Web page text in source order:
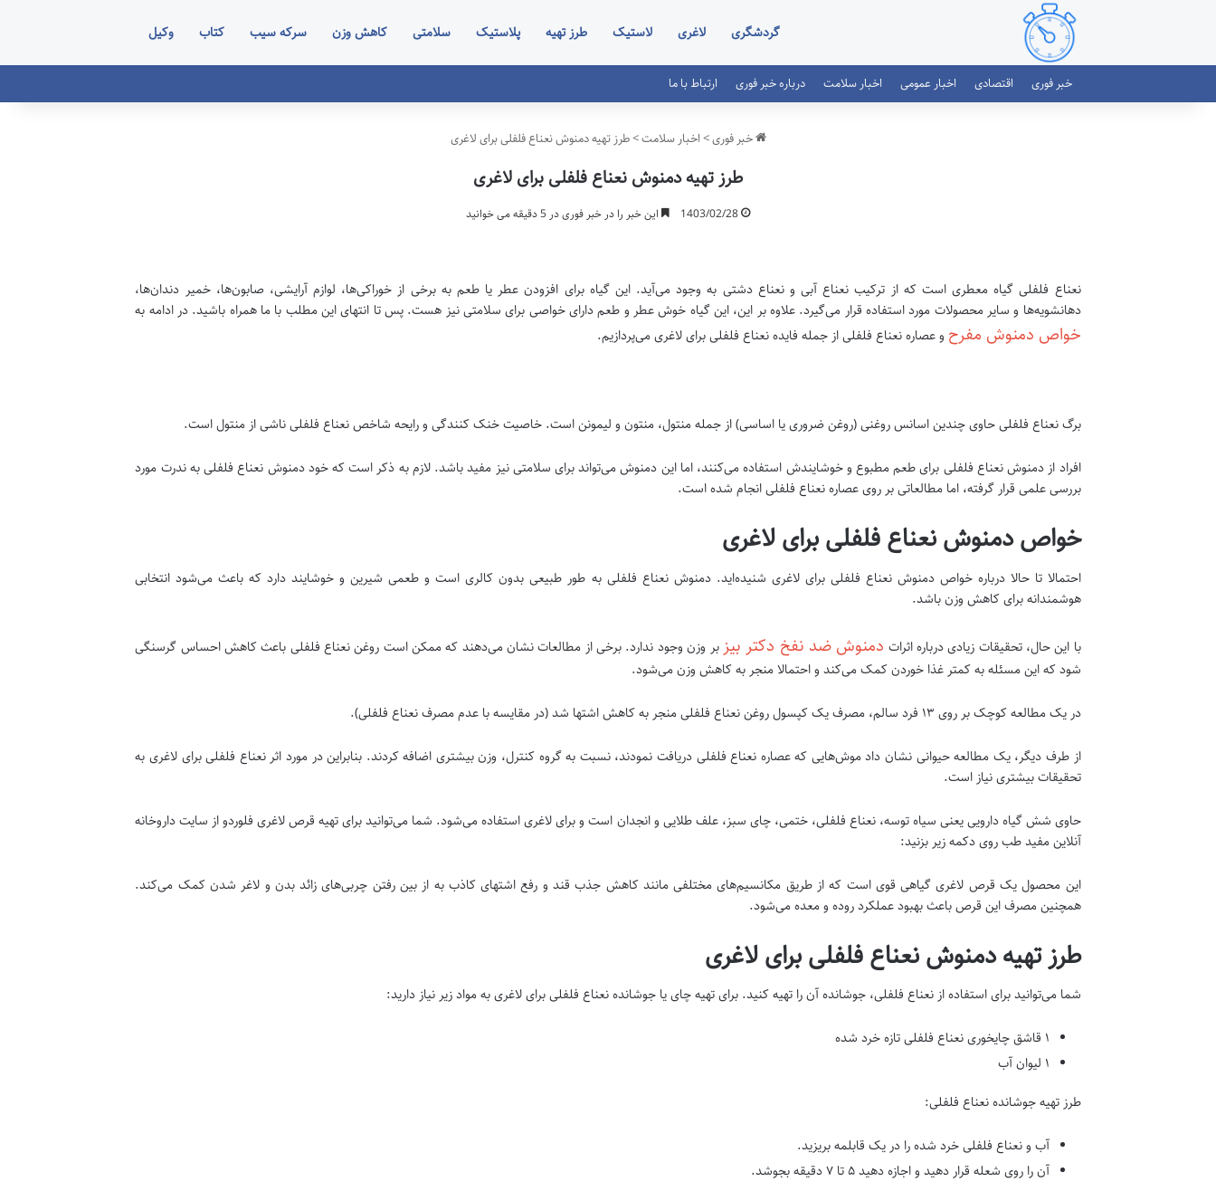
گردشگری لاغری لاستیک طرز تهیه پلاستیک سلامتی کاهش وزن سرکه سیب کتاب وکیل
خبر فوری اقتصادی اخبار عمومی اخبار سلامت درباره خبر فوری ارتباط با ما
خبر فوری> اخبار سلامت>طرز تهیه دمنوش نعناع فلفلی برای لاغری
طرز تهیه دمنوش نعناع فلفلی برای لاغری
1403/02/28 این خبر را در خبر فوری در 5 دقیقه می خوانید
نعناع فلفلی گیاه معطری است که از ترکیب نعناع آبی و نعناع دشتی به وجود می‌آید. این گیاه برای افزودن عطر یا طعم به برخی از خوراکی‌ها، لوازم آرایشی، صابون‌ها، خمیر دندان‌ها،
دهانشویه‌ها و سایر محصولات مورد استفاده قرار می‌گیرد. علاوه بر این، این گیاه خوش عطر و طعم دارای خواصی برای سلامتی نیز هست. پس تا انتهای این مطلب با ما همراه باشید. در ادامه به
خواص دمنوش مفرح و عصاره نعناع فلفلی از جمله فایده نعناع فلفلی برای لاغری می‌پردازیم.
برگ‌ نعناع فلفلی حاوی چندین اسانس روغنی (روغن ضروری یا اساسی) از جمله منتول، منتون و لیمونن است. خاصیت خنک کنندگی و رایحه شاخص نعناع فلفلی ناشی از منتول است.
افراد از دمنوش نعناع فلفلی برای طعم مطبوع و خوشایندش استفاده می‌کنند، اما این دمنوش می‌تواند برای سلامتی نیز مفید باشد. لازم به ذکر است که خود دمنوش نعناع فلفلی به ندرت مورد
بررسی علمی قرار گرفته، اما مطالعاتی بر روی عصاره‌ نعناع فلفلی انجام شده است.
خواص دمنوش نعناع فلفلی برای لاغری
احتمالا تا حالا درباره خواص دمنوش نعناع فلفلی برای لاغری شنیده‌اید. دمنوش نعناع فلفلی به طور طبیعی بدون کالری است و طعمی شیرین و خوشایند دارد که باعث می‌شود انتخابی
هوشمندانه برای کاهش وزن باشد.
با این حال، تحقیقات زیادی درباره اثرات دمنوش ضد نفخ دکتر بیز بر وزن وجود ندارد. برخی از مطالعات نشان می‌دهند که ممکن است روغن نعناع فلفلی باعث کاهش احساس گرسنگی
شود که این مسئله به کمتر غذا خوردن کمک می‌کند و احتمالا منجر به کاهش وزن می‌شود.
در یک مطالعه کوچک بر روی ۱۳ فرد سالم، مصرف یک کپسول روغن نعناع فلفلی منجر به کاهش اشتها شد (در مقایسه با عدم مصرف نعناع فلفلی).
از طرف دیگر، یک مطالعه حیوانی نشان داد موش‌هایی که عصاره نعناع فلفلی دریافت نمودند، نسبت به گروه کنترل، وزن بیشتری اضافه کردند. بنابراین در مورد اثر نعناع فلفلی برای لاغری به
تحقیقات بیشتری نیاز است.
حاوی شش گیاه دارویی یعنی سیاه توسه، نعناع فلفلی، ختمی، چای سبز، علف طلایی و انجدان است و برای لاغری استفاده می‌شود. شما می‌توانید برای تهیه قرص لاغری فلوردو از سایت داروخانه
آنلاین مفید طب روی دکمه زیر بزنید:
این محصول یک قرص لاغری گیاهی قوی است که از طریق مکانسیم‌های مختلفی مانند کاهش جذب قند و رفع اشتهای کاذب به از بین رفتن چربی‌های زائد بدن و لاغر شدن کمک می‌کند.
همچنین مصرف این قرص باعث بهبود عملکرد روده و معده می‌شود.
طرز تهیه دمنوش نعناع فلفلی برای لاغری
شما می‌توانید برای استفاده از نعناع فلفلی، جوشانده آن را تهیه کنید. برای تهیه چای یا جوشانده نعناع فلفلی برای لاغری به مواد زیر نیاز دارید:
۱ قاشق چایخوری نعناع فلفلی تازه خرد شده
۱ لیوان آب
طرز تهیه جوشانده نعناع فلفلی:
آب و نعناع فلفلی خرد شده را در یک قابلمه بریزید.
آن را روی شعله قرار دهید و اجازه دهید ۵ تا ۷ دقیقه بجوشد.